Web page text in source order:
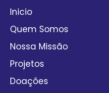
Inicio
Quem Somos
Nossa Missão
Projetos
Doações